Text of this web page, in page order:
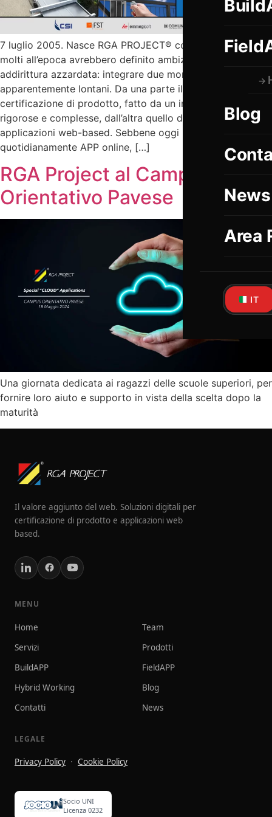
Blog
News
Area
IT
7 luglio 2005. Nasce RGA PROJECT® con un’idea che
molti all’epoca avrebbero definito ambiziosa, se non
addirittura azzardata: integrare due mondi
apparentemente lontani. Da una parte il mondo della
certificazione di prodotto, fatto da un insieme di norme
rigorose e complesse, dall’altra quello delle emergenti
applicazioni web-based. Sebbene oggi noi tutti utilizziamo
quotidianamente APP online, […]
RGA Project al Campus
Orientativo Pavese
Una giornata dedicata ai ragazzi delle scuole superiori, per
fornire loro aiuto e supporto in vista della scelta dopo la
maturità
Il valore aggiunto del web. Soluzioni digitali per
certificazione di prodotto e applicazioni web
based.
MENU
Home
Team
Servizi
Prodotti
BuildAPP
FieldAPP
Hybrid Working
Blog
Contatti
News
LEGALE
Privacy Policy · Cookie Policy
Socio UNI
Licenza 0232